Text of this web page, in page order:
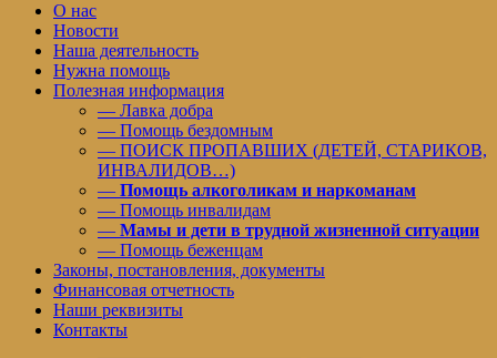
О нас
Новости
Наша деятельность
Нужна помощь
Полезная информация
— Лавка добра
— Помощь бездомным
— ПОИСК ПРОПАВШИХ (ДЕТЕЙ, СТАРИКОВ,
ИНВАЛИДОВ…)
— Помощь алкоголикам и наркоманам
— Помощь инвалидам
— Мамы и дети в трудной жизненной ситуации
— Помощь беженцам
Законы, постановления, документы
Финансовая отчетность
Наши реквизиты
Контакты